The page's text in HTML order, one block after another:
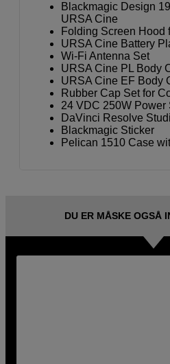
Blackmagic Design
URSA Cine
Folding Screen Hood
URSA Cine Battery
Wi-Fi Antenna Set
URSA Cine PL Body
URSA Cine EF Body
Rubber Cap Set for
24 VDC 250W Power
DaVinci Resolve
Blackmagic Sticker
Pelican 1510 Case
DU ER MÅSKE OGSÅ